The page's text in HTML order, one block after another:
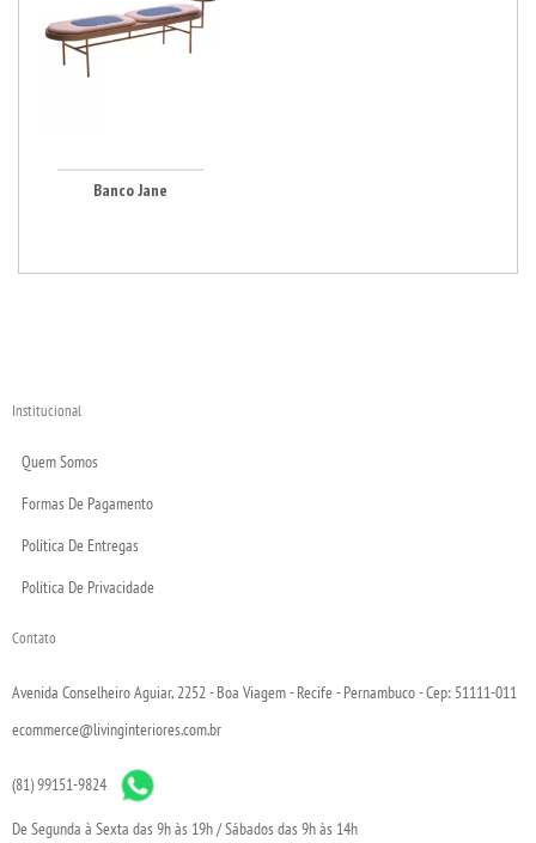
Banco Jane
Institucional
Quem Somos
Formas De Pagamento
Política De Entregas
Política De Privacidade
Contato
Avenida Conselheiro Aguiar, 2252 - Boa Viagem - Recife - Pernambuco - Cep: 51111-011
ecommerce@livinginteriores.com.br
(81) 99151-9824
De Segunda à Sexta das 9h às 19h / Sábados das 9h às 14h